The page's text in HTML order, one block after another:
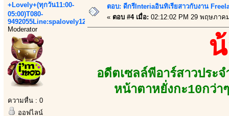
+Lovely+(ทุกวัน11:00-
05:00)T080-
9492055Line:spalovely123
Moderator
ความหื่น : 0
ออฟไลน์
ตอบ: ดีกรีInteriaอินทิเรียสาวกับงาน
« ตอบ #4 เมื่อ: 02:12:02 PM 29 พฤษภาค
อดีตเซลล์พีอาร์สาวประ
หน้าตาหยั่งกะ10กว่